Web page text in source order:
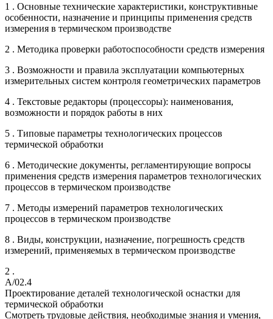
1 . Основные технические характеристики, конструктивные
особенности, назначение и принципы применения средств
измерения в термическом производстве
2 . Методика проверки работоспособности средств измерения
3 . Возможности и правила эксплуатации компьютерных
измерительных систем контроля геометрических параметров
4 . Текстовые редакторы (процессоры): наименования,
возможности и порядок работы в них
5 . Типовые параметры технологических процессов
термической обработки
6 . Методические документы, регламентирующие вопросы
применения средств измерения параметров технологических
процессов в термическом производстве
7 . Методы измерений параметров технологических
процессов в термическом производстве
8 . Виды, конструкции, назначение, погрешность средств
измерений, применяемых в термическом производстве
2 .
A/02.4
Проектирование деталей технологической оснастки для
термической обработки
Смотреть трудовые действия, необходимые знания и умения,